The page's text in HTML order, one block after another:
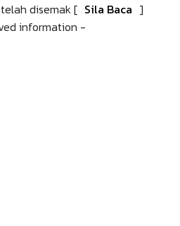
disemak [ Sila Baca ]
information -